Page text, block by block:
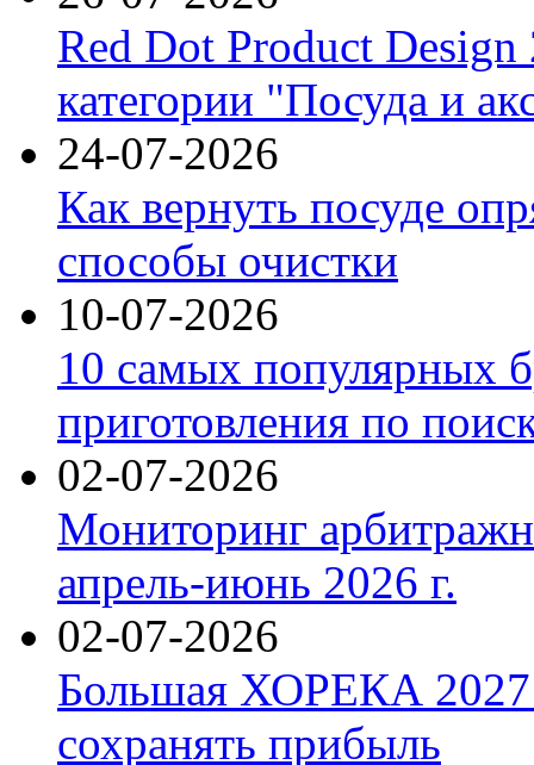
Red Dot Product Design
категории "Посуда и
24-07-2026
Как вернуть посуде
способы очистки
10-07-2026
10 самых популярных
приготовления по
02-07-2026
Мониторинг
апрель-июнь 2026 г.
02-07-2026
Большая ХОРЕКА 2027:
сохранять прибыль